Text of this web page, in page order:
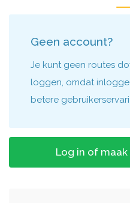
Geen account?
Je kunt geen routes
loggen, omdat
betere
Log in of